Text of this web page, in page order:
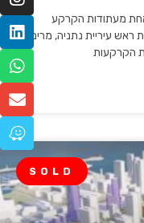
מעתודות הקרקע
עיריית נתניה, מרים
הקרקעות
SOLD